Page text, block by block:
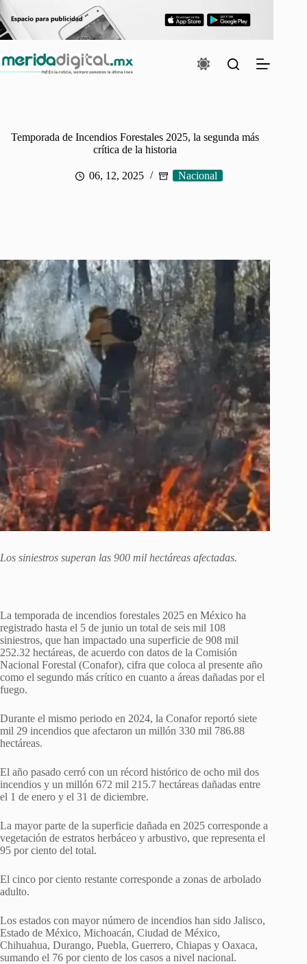
al
contenido
Temporada de Incendios Forestales 2025, la segunda más
crítica de la historia
06, 12, 2025 Nacional
Los siniestros superan las 900 mil hectáreas afectadas.
La temporada de incendios forestales 2025 en México ha
registrado hasta el 5 de junio un total de seis mil 108
siniestros, que han impactado una superficie de 908 mil
252.32 hectáreas, de acuerdo con datos de la Comisión
Nacional Forestal (Conafor), cifra que coloca al presente año
como el segundo más crítico en cuanto a áreas dañadas por el
fuego.
Durante el mismo periodo en 2024, la Conafor reportó siete
mil 29 incendios que afectaron un millón 330 mil 786.88
hectáreas.
El año pasado cerró con un récord histórico de ocho mil dos
incendios y un millón 672 mil 215.7 hectáreas dañadas entre
el 1 de enero y el 31 de diciembre.
La mayor parte de la superficie dañada en 2025 corresponde a
vegetación de estratos herbáceo y arbustivo, que representa el
95 por ciento del total.
El cinco por ciento restante corresponde a zonas de arbolado
adulto.
Los estados con mayor número de incendios han sido Jalisco,
Estado de México, Michoacán, Ciudad de México,
Chihuahua, Durango, Puebla, Guerrero, Chiapas y Oaxaca,
sumando el 76 por ciento de los casos a nivel nacional.